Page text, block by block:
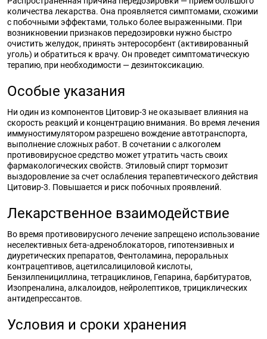
количества лекарства. Она проявляется симптомами, схожими
с побочными эффектами, только более выраженными. При
возникновении признаков передозировки нужно быстро
очистить желудок, принять энтеросорбент (активированный
уголь) и обратиться к врачу. Он проведет симптоматическую
терапию, при необходимости — дезинтоксикацию.
Особые указания
Ни один из компонентов Цитовир-3 не оказывает влияния на
скорость реакций и концентрацию внимания. Во время лечения
иммуностимулятором разрешено вождение автотранспорта,
выполнение сложных работ. В сочетании с алкоголем
противовирусное средство может утратить часть своих
фармакологических свойств. Этиловый спирт тормозит
выздоровление за счет ослабления терапевтического действия
Цитовир-3. Повышается и риск побочных проявлений.
Лекарственное взаимодействие
Во время противовирусного лечение запрещено использование
неселективных бета-адреноблокаторов, гипотензивных и
диуретических препаратов, Фентоламина, пероральных
контрацептивов, ацетилсалициловой кислоты,
Бензилпенициллина, тетрациклинов, Гепарина, барбитуратов,
Изопреналина, алкалоидов, нейролептиков, трициклических
антидепрессантов.
Условия и сроки хранения